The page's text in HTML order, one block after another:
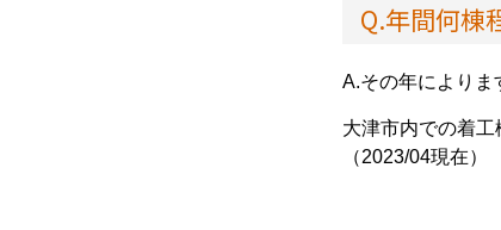
Q.年間何棟
A.その年によりま
大津市内での着工
（2023/04現在）